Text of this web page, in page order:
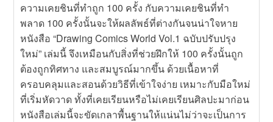
ความเคยชินที่ทำถูก 100 ครั้ง กับความเคยชินที่ทำ
พลาด 100 ครั้งนั้นจะให้ผลลัพธ์ที่ต่างกันจนน่าใจหาย
หนังสือ “Drawing Comics World Vol.1 ฉบับปรับปรุง
ใหม่” เล่มนี้ จึงเหมือนกับสิ่งที่ช่วยฝึกให้ 100 ครั้งนั้นถูก
ต้องถูกทิศทาง และสมบูรณ์มากขึ้น ด้วยเนื้อหาที่
ครอบคลุมและสอนด้วยวิธีที่เข้าใจง่าย เหมาะกับมือใหม่
ที่เริ่มหัดวาด ทั้งที่เคยเรียนหรือไม่เคยเรียนศิลปะมาก่อน
หนังสือเล่มนี้จะขัดเกลาพื้นฐานให้แน่นไม่ว่าจะเป็นการ